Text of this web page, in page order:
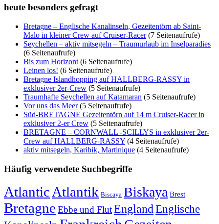
heute besonders gefragt
Bretagne – Englische Kanalinseln, Gezeitentörn ab Saint-
Malo in kleiner Crew auf Cruiser-Racer(7 Seitenaufrufe)
Seychellen – aktiv mitsegeln – Traumurlaub im Inselparadies
(6 Seitenaufrufe)
Bis zum Horizont (6 Seitenaufrufe)
Leinen los! (6 Seitenaufrufe)
Bretagne Islandhopping auf HALLBERG-RASSY in
exklusiver 2er-Crew (5 Seitenaufrufe)
Traumhafte Seychellen auf Katamaran (5 Seitenaufrufe)
Vor uns das Meer(5 Seitenaufrufe)
Süd-BRETAGNE Gezeitentörn auf 14 m Cruiser-Racer in
exklusiver 2-er Crew (5 Seitenaufrufe)
BRETAGNE – CORNWALL -SCILLYS in exklusiver 2er-
Crew auf HALLBERG-RASSY (4 Seitenaufrufe)
aktiv mitsegeln, Karibik, Martinique (4 Seitenaufrufe)
Häufig verwendete Suchbegriffe
Atlantic Atlantik Biscaya Biskaya Brest
Bretagne Ebbe und Flut EnglandEnglische